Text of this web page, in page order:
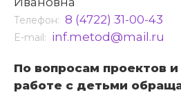
Телефон: 8 (4722) 31-00-43
E-mail: inf.metod@mail.ru
По вопросам проектов
работе с детьми